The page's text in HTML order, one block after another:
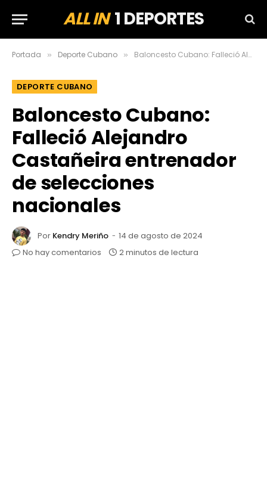
ALL IN1 DEPORTES
Portada » Deporte Cubano » Baloncesto Cubano: Falleció Alejandro Castañeira entrenador de selecciones nacionales
DEPORTE CUBANO
Baloncesto Cubano:
Falleció Alejandro
Castañeira entrenador
de selecciones
nacionales
Por Kendry Meriño
14 de agosto de 2024
No hay comentarios
2 minutos de lectura